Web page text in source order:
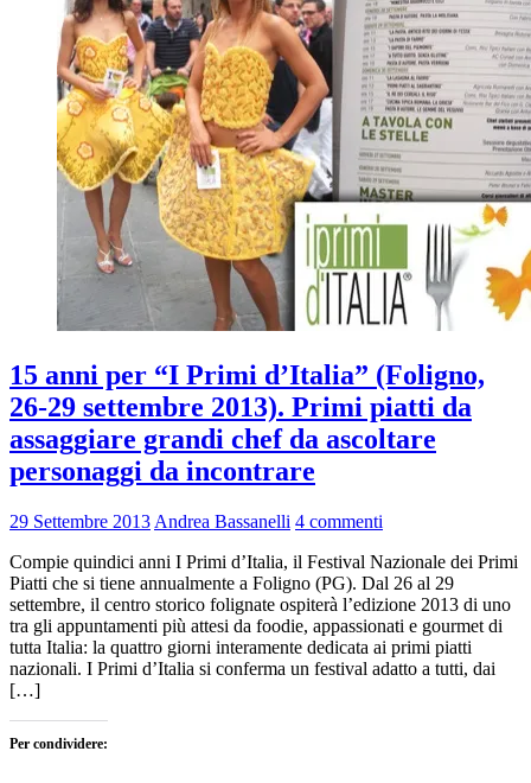
15 anni per “I Primi d’Italia” (Foligno,
26-29 settembre 2013). Primi piatti da
assaggiare grandi chef da ascoltare
personaggi da incontrare
29 Settembre 2013 Andrea Bassanelli 4 commenti
Compie quindici anni I Primi d’Italia, il Festival Nazionale dei Primi
Piatti che si tiene annualmente a Foligno (PG). Dal 26 al 29
settembre, il centro storico folignate ospiterà l’edizione 2013 di uno
tra gli appuntamenti più attesi da foodie, appassionati e gourmet di
tutta Italia: la quattro giorni interamente dedicata ai primi piatti
nazionali. I Primi d’Italia si conferma un festival adatto a tutti, dai
[…]
Per condividere: